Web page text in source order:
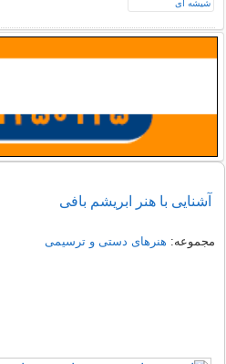
آشنایی با هنر ابریشم بافی
مجموعه: هنرهای دستی و ترسیمی